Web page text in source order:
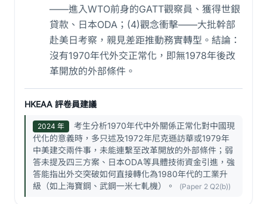
——進入WTO前身的GATT觀察員、獲得世銀
貸款、日本ODA；(4)觀念衝擊——大批幹部
赴美日考察，親見差距推動務實轉型。結論：
沒有1970年代外交正常化，即無1978年後改
革開放的外部條件。
HKEAA 評卷員建議
2024 年
考生分析1970年代中外關係正常化對中國現
代化的意義時，多只述及1972年尼克遜訪華或1979年
中美建交兩件事，未能連繫至改革開放的外部條件；弱
答未提及四三方案、日本ODA等具體技術資金引進，強
答能指出外交突破如何直接轉化為1980年代的工業升
級（如上海寶鋼、武鋼一米七軋機）。
(Paper 2 Q2(b))